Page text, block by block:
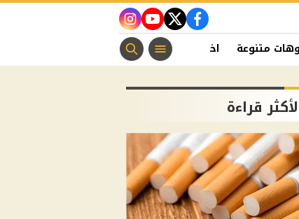
facebook
twitter
youtube
instagram
متنوعة اخبار الفن منوعات مسيحية
قراءة